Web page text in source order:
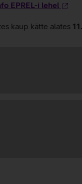
EPREL-i lehel
kaup kätte alates